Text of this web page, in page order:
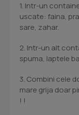
1. Intr-un
uscate: faina,
sare, zahar.
2. Intr-un alt
spuma, laptele
3. Combini cele
mare grija doar
! !